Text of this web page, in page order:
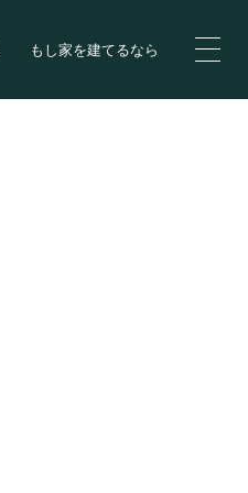
もし家を建てるなら